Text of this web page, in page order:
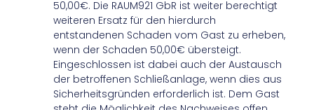
50,00€. Die RAUM921 GbR ist weiter berechtigt
weiteren Ersatz für den hierdurch
entstandenen Schaden vom Gast zu erheben,
wenn der Schaden 50,00€ übersteigt.
Eingeschlossen ist dabei auch der Austausch
der betroffenen Schließanlage, wenn dies aus
Sicherheitsgründen erforderlich ist. Dem Gast